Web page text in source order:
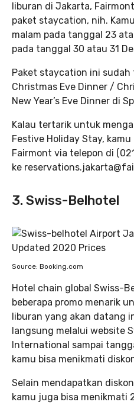
liburan di Jakarta,
paket staycation, nih.
malam pada tanggal 23
pada tanggal 30 atau 31
Paket staycation ini
Christmas Eve Dinner /
New Year’s Eve Dinner di
Kalau tertarik untuk
Festive Holiday Stay,
Fairmont via telepon di
ke
3. Swiss-Belhotel
Source: Booking.com
Hotel chain global Swiss-
beberapa promo menarik
liburan yang akan datang
langsung melalui website
International sampai
kamu bisa menikmati
Selain mendapatkan
kamu juga bisa menikmati